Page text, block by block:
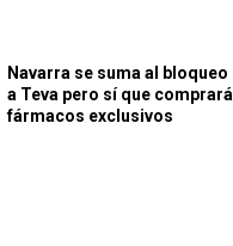
Navarra se suma al bloqueo
a Teva pero sí que comprará
fármacos exclusivos